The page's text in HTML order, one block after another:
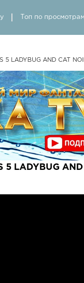
Топ по просмотрам
5 LADYBUG AND CAT
5 LADYBUG